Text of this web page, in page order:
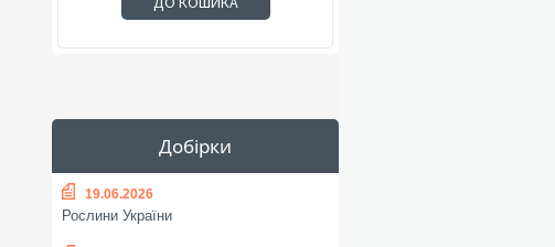
Добірки
19.06.2026
Рослини України